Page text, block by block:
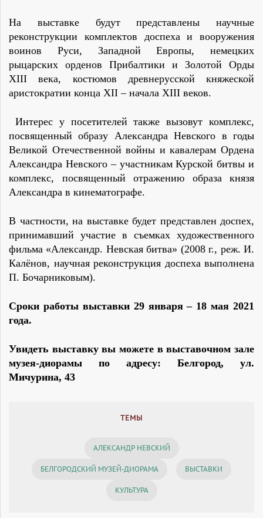
На выставке будут представлены научные
реконструкции комплектов доспеха и вооружения
воинов Руси, Западной Европы, немецких
рыцарских орденов Прибалтики и Золотой Орды
XIII века, костюмов древнерусской княжеской
аристократии конца XII – начала XIII веков.
Интерес у посетителей также вызовут комплекс,
посвященный образу Александра Невского в годы
Великой Отечественной войны и кавалерам Ордена
Александра Невского – участникам Курской битвы и
комплекс, посвященный отражению образа князя
Александра в кинематографе.
В частности, на выставке будет представлен доспех,
принимавший участие в съемках художественного
фильма «Александр. Невская битва» (2008 г., реж. И.
Калёнов, научная реконструкция доспеха выполнена
П. Бочарниковым).
Сроки работы выставки 29 января – 18 мая 2021
года.
Увидеть выставку вы можете в выставочном зале
музея-диорамы по адресу: Белгород, ул.
Мичурина, 43
ТЕМЫ
АЛЕКСАНДР НЕВСКИЙ
БЕЛГОРОДСКИЙ МУЗЕЙ-ДИОРАМА ВЫСТАВКИ
КУЛЬТУРА